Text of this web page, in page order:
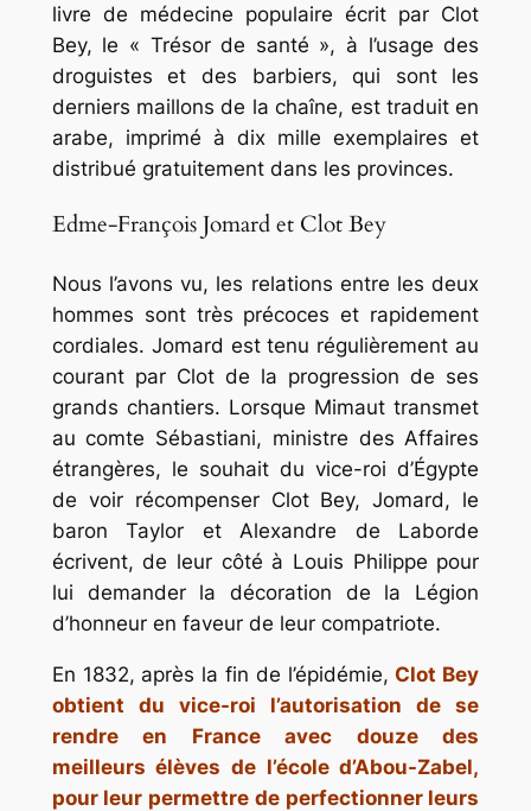
livre de médecine populaire écrit par Clot
Bey, le « Trésor de santé », à l’usage des
droguistes et des barbiers, qui sont les
derniers maillons de la chaîne, est traduit en
arabe, imprimé à dix mille exemplaires et
distribué gratuitement dans les provinces.
Edme-François Jomard et Clot Bey
Nous l’avons vu, les relations entre les deux
hommes sont très précoces et rapidement
cordiales. Jomard est tenu régulièrement au
courant par Clot de la progression de ses
grands chantiers. Lorsque Mimaut transmet
au comte Sébastiani, ministre des Affaires
étrangères, le souhait du vice-roi d’Égypte
de voir récompenser Clot Bey, Jomard, le
baron Taylor et Alexandre de Laborde
écrivent, de leur côté à Louis Philippe pour
lui demander la décoration de la Légion
d’honneur en faveur de leur compatriote.
En 1832, après la fin de l’épidémie,Clot Bey
obtient du vice-roi l’autorisation de se
rendre en France avec douze des
meilleurs élèves de l’école d’Abou-Zabel,
pour leur permettre de perfectionner leurs